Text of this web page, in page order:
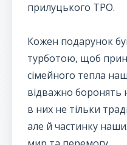
прилуцького ТРО.
Кожен подарунок
турботою, щоб
сімейного тепла
відважно
в них не тільки
але й частинку